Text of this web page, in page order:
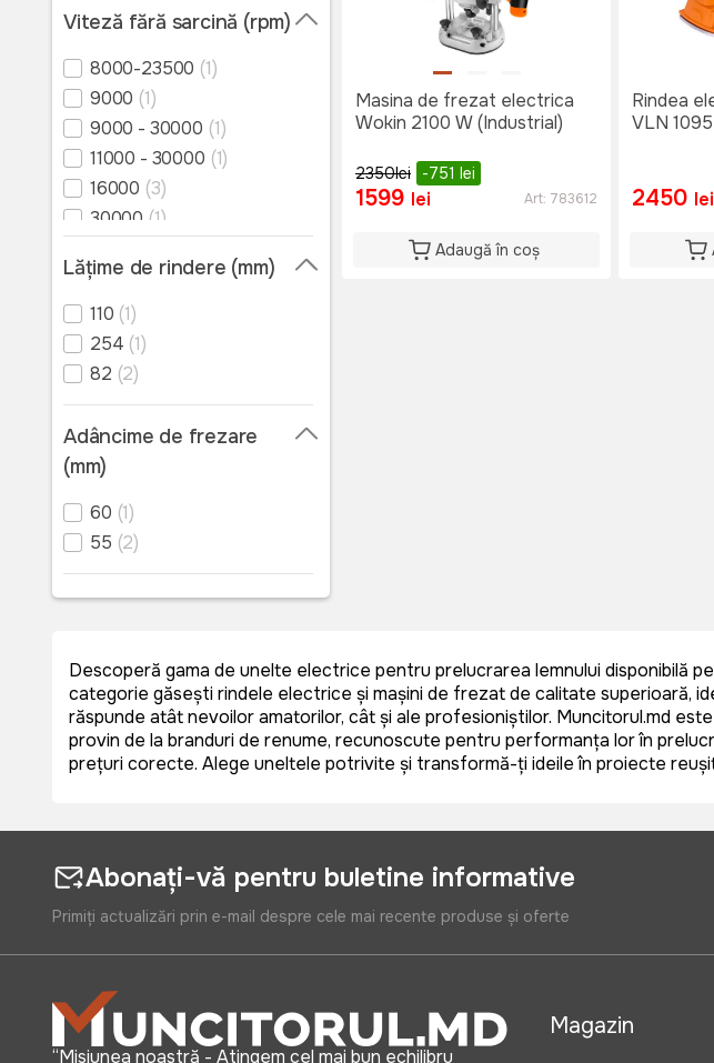
2100
(1)
Viteză fără sarcină (rpm)
8000-23500 (1)
9000 (1)
9000 - 30000 (1)
11000 - 30000 (1)
16000 (3)
30000 (1)
Lățime de rindere (mm)
110 (1)
254 (1)
82 (2)
Adâncime de frezare
(mm)
60 (1)
55 (2)
Masina de frezat electrica
Wokin 2100 W (Industrial)
2350lei -751 lei
1599 lei Art: 783612
Adaugă în coș
Rindea
VLN
2450 lei
Descoperă gama de unelte electrice pentru prelucrarea lemnului disponibilă
categorie găsești rindele electrice și mașini de frezat de calitate superioară,
răspunde atât nevoilor amatorilor, cât și ale profesioniștilor. Muncitorul.md
provin de la branduri de renume, recunoscute pentru performanța lor în
prețuri corecte. Alege uneltele potrivite și transformă-ți ideile în proiecte
Abonați-vă pentru buletine informative
Primiți actualizări prin e-mail despre cele mai recente produse și oferte
“Misiunea noastră - Atingem cel mai bun echilibru
Magazin